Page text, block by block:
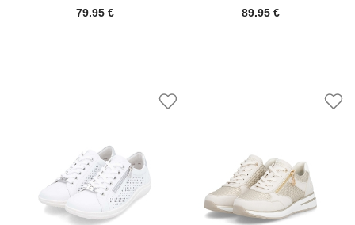
79.95 € 89.95 €